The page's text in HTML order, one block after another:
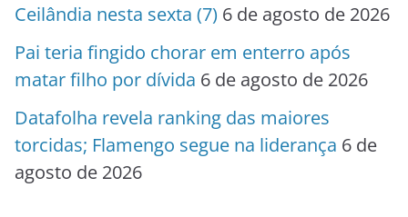
Ceilândia nesta sexta (7) 6 de agosto de 2026
Pai teria fingido chorar em enterro após
matar filho por dívida 6 de agosto de 2026
Datafolha revela ranking das maiores
torcidas; Flamengo segue na liderança 6 de
agosto de 2026